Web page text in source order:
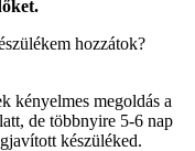
hozzátok?
kényelmes megoldás a
de többnyire 5-6 nap
készüléked.